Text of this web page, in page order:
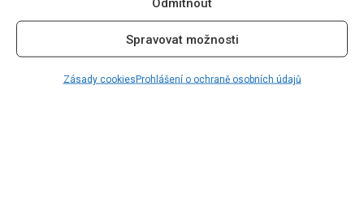
Spravovat možnosti
Zásady cookiesProhlášení o ochraně osobních údajů